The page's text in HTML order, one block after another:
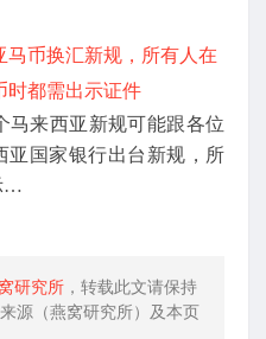
马币换汇新规，所有人在
时都需出示证件
马来西亚新规可能跟各位
亚国家银行出台新规，所
…
研究所 ，转载此文请保持
源（燕窝研究所）及本页